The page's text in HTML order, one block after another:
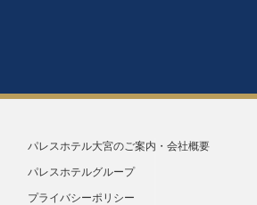
パレスホテル大宮のご案内・会社概要
パレスホテルグループ
プライバシーポリシー